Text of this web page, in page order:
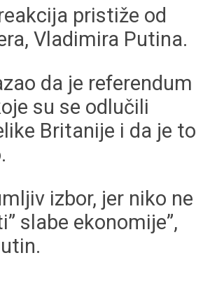
pristiže od
Vladimira Putina.
da je referendum
su se odlučili
Britanije i da je to
izbor, jer niko ne
slabe ekonomije”,